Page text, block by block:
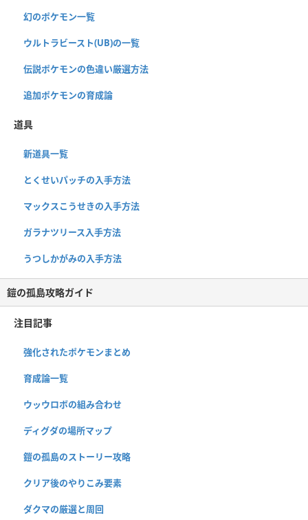
幻のポケモン一覧
ウルトラビースト(UB)の一覧
伝説ポケモンの色違い厳選方法
追加ポケモンの育成論
道具
新道具一覧
とくせいパッチの入手方法
マックスこうせきの入手方法
ガラナツリース入手方法
うつしかがみの入手方法
鎧の孤島攻略ガイド
注目記事
強化されたポケモンまとめ
育成論一覧
ウッウロボの組み合わせ
ディグダの場所マップ
鎧の孤島のストーリー攻略
クリア後のやりこみ要素
ダクマの厳選と周回